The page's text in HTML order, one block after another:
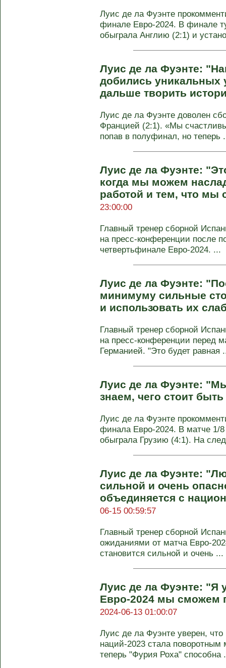
Луис де ла Фуэнте
финале Евро-2024. В финале
обыграла Англию (2:1) и
Луис де ла Фуэнте:
добились уникальных
дальше творить
Луис де ла Фуэнте доволен
Францией (2:1). «Мы
попав в полуфинал, но теперь
Луис де ла Фуэнте:
когда мы можем
работой и тем, что
23:00:00
Главный тренер сборной
на пресс-конференции после
четвертьфинале Евро-2024. ...
Луис де ла Фуэнте:
минимуму сильные
и использовать их
Главный тренер сборной
на пресс-конференции перед
Германией. "Это будет равная
Луис де ла Фуэнте:
знаем, чего стоит
Луис де ла Фуэнте
финала Евро-2024. В матче 1/
обыграла Грузию (4:1). На
Луис де ла Фуэнте:
сильной и очень
объединяется с
06-15 00:59:57
Главный тренер сборной
ожиданиями от матча Евро-
становится сильной и очень ...
Луис де ла Фуэнте: "Я
Евро-2024 мы сможем
2024-06-13 01:00:07
Луис де ла Фуэнте уверен,
наций-2023 стала
теперь "Фурия Роха" способна